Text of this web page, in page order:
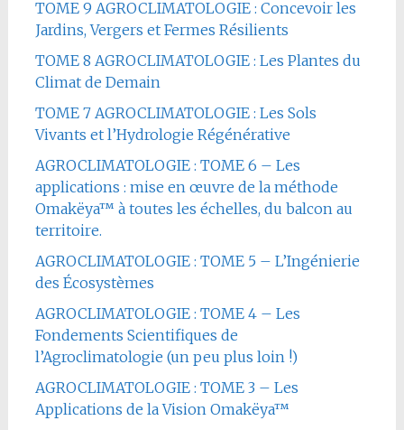
TOME 9 AGROCLIMATOLOGIE : Concevoir les
Jardins, Vergers et Fermes Résilients
TOME 8 AGROCLIMATOLOGIE : Les Plantes du
Climat de Demain
TOME 7 AGROCLIMATOLOGIE : Les Sols
Vivants et l’Hydrologie Régénérative
AGROCLIMATOLOGIE : TOME 6 – Les
applications : mise en œuvre de la méthode
Omakëya™ à toutes les échelles, du balcon au
territoire.
AGROCLIMATOLOGIE : TOME 5 – L’Ingénierie
des Écosystèmes
AGROCLIMATOLOGIE : TOME 4 – Les
Fondements Scientifiques de
l’Agroclimatologie (un peu plus loin !)
AGROCLIMATOLOGIE : TOME 3 – Les
Applications de la Vision Omakëya™